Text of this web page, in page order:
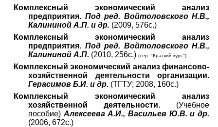
Комплексный экономический анализ
предприятия. Под ред. Войтоловского Н.В.,
Калининой А.П. и др. (2009, 576с.)
Комплексный экономический анализ
предприятия. Под ред. Войтоловского Н.В.,
Калининой А.П. (2010, 256с.) (сер. "Краткий курс")
Комплексный экономический анализ финансово-
хозяйственной деятельности организации.
Герасимов Б.И. и др. (ТГТУ; 2008, 160с.)
Комплексный экономический анализ
хозяйственной деятельности. (Учебное
пособие) Алексеева А.И., Васильев Ю.В. и др.
(2006, 672с.)